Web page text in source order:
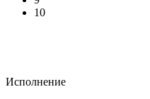
10
Исполнение